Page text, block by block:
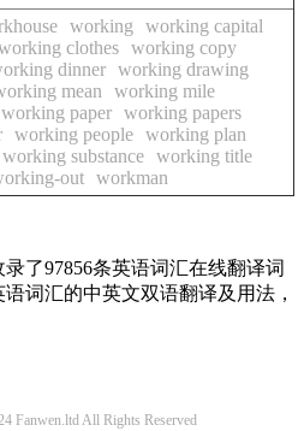
working
working capital
clothes working copy
dinner working drawing
mean
working mile
working paper working papers
working people working plan
working substance working title
out workman
了97856条英语词汇在线翻译词
词汇的中英文双语翻译及用法，
Fanwen.ltd All Rights Reserved